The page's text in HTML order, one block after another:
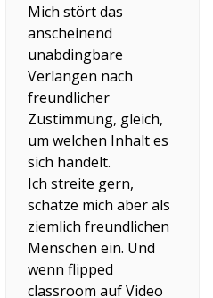
Mich stört das
anscheinend
unabdingbare
Verlangen nach
freundlicher
Zustimmung, gleich,
um welchen Inhalt es
sich handelt.
Ich streite gern,
schätze mich aber als
ziemlich freundlichen
Menschen ein. Und
wenn flipped
classroom auf Video